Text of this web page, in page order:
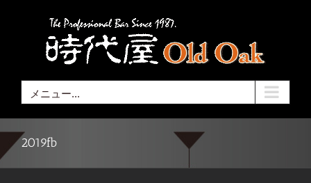
メニュー...
2019fb